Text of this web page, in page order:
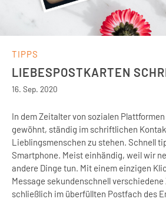
TIPPS
LIEBESPOSTKARTEN
16. Sep. 2020
In dem Zeitalter von sozialen
gewöhnt, ständig im schriftlichen
Lieblingsmenschen zu stehen. Schnell
Smartphone. Meist einhändig, weil wir
andere Dinge tun. Mit einem einzigen
Message sekundenschnell
schließlich im überfüllten Postfach des